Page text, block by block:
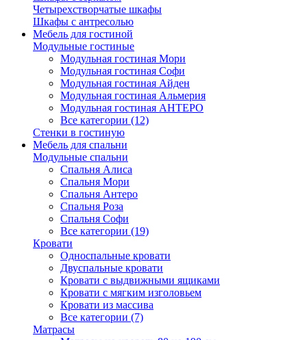
Четырехстворчатые шкафы
Шкафы с антресолью
Мебель для гостиной
Модульные гостиные
Модульная гостиная Мори
Модульная гостиная Софи
Модульная гостиная Айден
Модульная гостиная Альмерия
Модульная гостиная АНТЕРО
Все категории (12)
Стенки в гостиную
Мебель для спальни
Модульные спальни
Спальня Алиса
Спальня Мори
Спальня Антеро
Спальня Роза
Спальня Софи
Все категории (19)
Кровати
Односпальные кровати
Двуспальные кровати
Кровати с выдвижными ящиками
Кровати с мягким изголовьем
Кровати из массива
Все категории (7)
Матрасы